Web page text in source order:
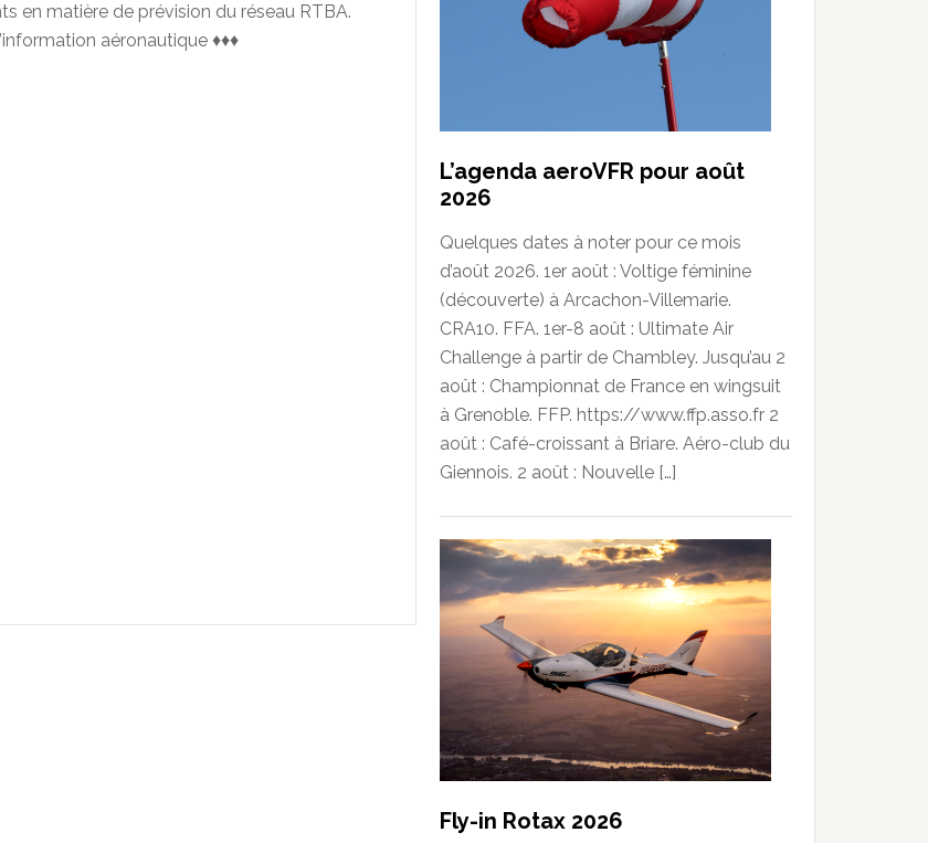
en matière de prévision du réseau RTBA.
aéronautique ♦♦♦
L’agenda aeroVFR pour août
2026
Quelques dates à noter pour ce mois
d’août 2026. 1er août : Voltige féminine
(découverte) à Arcachon-Villemarie.
CRA10. FFA. 1er-8 août : Ultimate Air
Challenge à partir de Chambley. Jusqu’au 2
août : Championnat de France en wingsuit
à Grenoble. FFP. https://www.ffp.asso.fr 2
août : Café-croissant à Briare. Aéro-club du
Giennois. 2 août : Nouvelle […]
Fly-in Rotax 2026